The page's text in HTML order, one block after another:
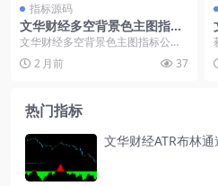
指标源码
文华财经多空背景色主图指标
公式
文华财经多空背景色主图指标公
式： N:=3; A1:=REF(H,N)-HHV(...
2 月前 37
热门指标
文华财经ATR布林